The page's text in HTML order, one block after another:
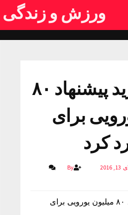
ورزش و زندگی
رئال مادرید پیشنهاد ۸۰
برای
کرد
By
رئال مادرید پیشنهاد ۸۰ میلیون یورویی برای